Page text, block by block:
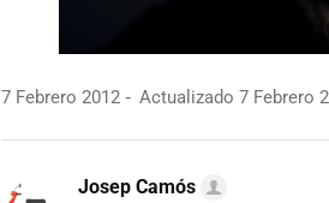
7 Febrero 2012 Actualizado 7 Febrero
Josep Camós